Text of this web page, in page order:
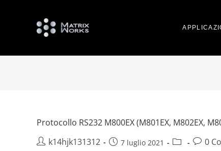
Protocollo RS232 M800EX (M801EX, M802EX,
k14hjk131312
7 luglio 2021 0